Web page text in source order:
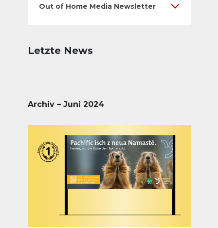
Out of Home Media Newsletter
Letzte News
Archiv – Juni 2024